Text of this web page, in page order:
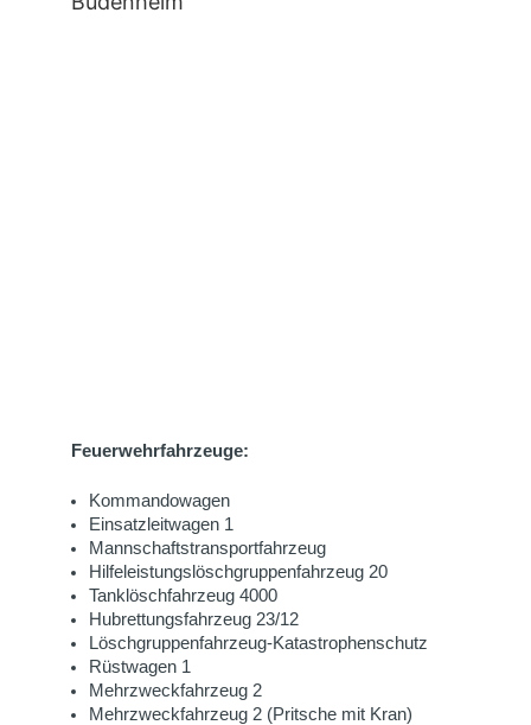
Feuerwehrfahrzeuge:
Kommandowagen
Einsatzleitwagen 1
Mannschaftstransportfahrzeug
Hilfeleistungslöschgruppenfahrzeug 20
Tanklöschfahrzeug 4000
Hubrettungsfahrzeug 23/12
Löschgruppenfahrzeug-Katastrophenschutz
Rüstwagen 1
Mehrzweckfahrzeug 2
Mehrzweckfahrzeug 2 (Pritsche mit Kran)